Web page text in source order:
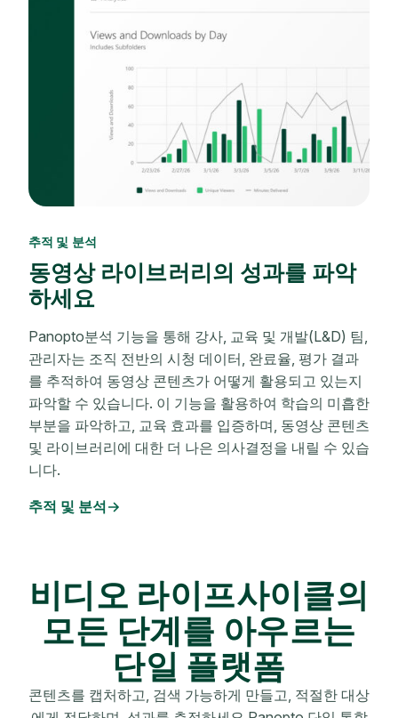
추적 및 분석
동영상 라이브러리의 성과를 파악
하세요
Panopto분석 기능을 통해 강사, 교육 및 개발(L&D) 팀,
관리자는 조직 전반의 시청 데이터, 완료율, 평가 결과
를 추적하여 동영상 콘텐츠가 어떻게 활용되고 있는지
파악할 수 있습니다. 이 기능을 활용하여 학습의 미흡한
부분을 파악하고, 교육 효과를 입증하며, 동영상 콘텐츠
및 라이브러리에 대한 더 나은 의사결정을 내릴 수 있습
니다.
추적 및 분석
비디오 라이프사이클의
모든 단계를 아우르는
단일 플랫폼
콘텐츠를 캡처하고, 검색 가능하게 만들고, 적절한 대상